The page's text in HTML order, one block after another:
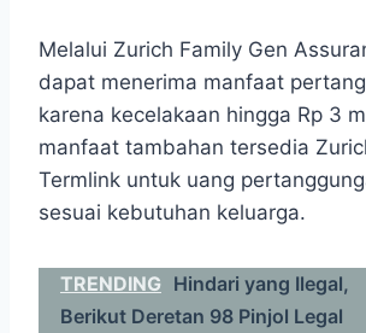
Melalui Zurich Family Gen
dapat menerima manfaat
karena kecelakaan hingga Rp 3
manfaat tambahan tersedia
Termlink untuk uang
sesuai kebutuhan keluarga.
TRENDING Hindari yang Ilegal,
Berikut Deretan 98 Pinjol Legal